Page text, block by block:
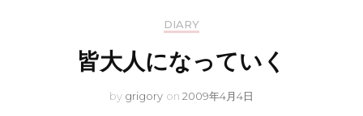
DIARY
皆大人になっていく
by grigory on 2009年4月4日